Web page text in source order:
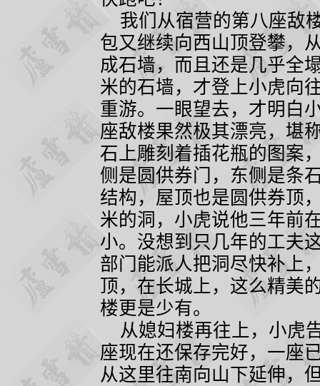
我们从宿营的第八座敌
包又继续向西山顶登攀，
成石墙，而且还是几乎全
米的石墙，才登上小虎向
重游。一眼望去，才明白
座敌楼果然极其漂亮，堪
石上雕刻着插花瓶的图案
侧是圆供券门，东侧是条
结构，屋顶也是圆供券顶
米的洞，小虎说他三年前
小。没想到只几年的工夫
部门能派人把洞尽快补上
顶，在长城上，这么精美
楼更是少有。
从媳妇楼再往上，小虎
座现在还保存完好，一座
从这里往南向山下延伸，